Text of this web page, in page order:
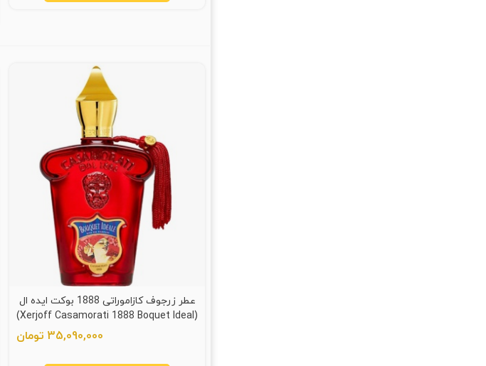
عطر زرجوف کازاموراتی 1888 بوکت ایده ال
(Xerjoff Casamorati 1888 Boquet Ideal)
35,090,000 تومان